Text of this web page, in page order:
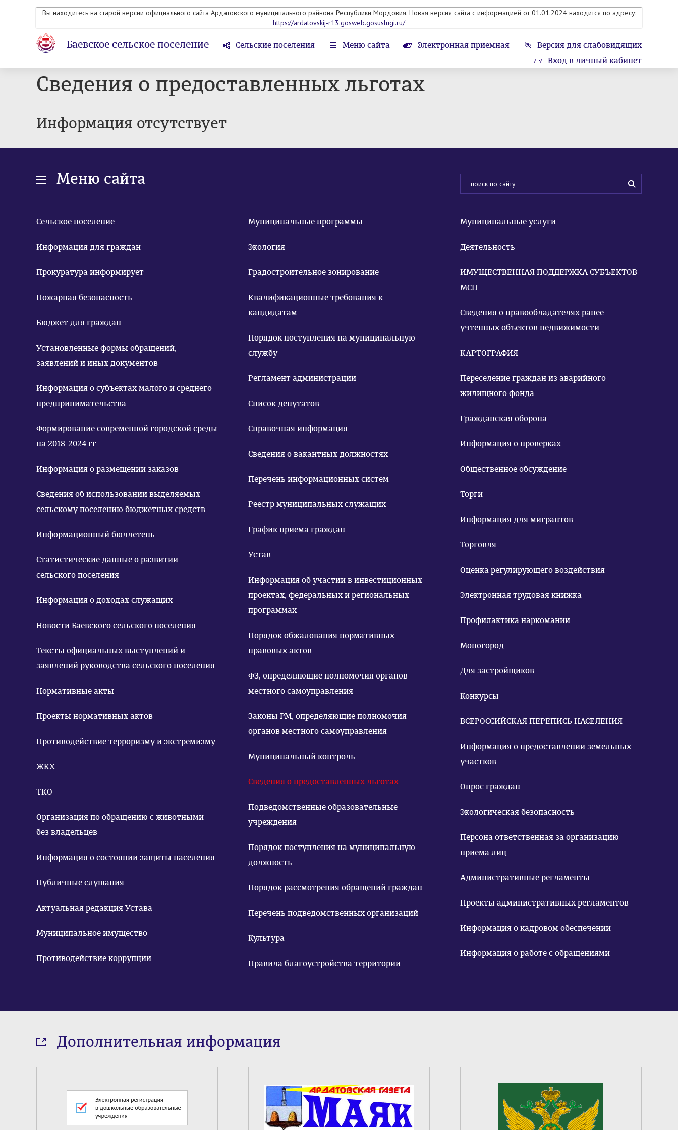
Вы находитесь на старой версии официального сайта Ардатовского муниципального райнона Республики Мордовия. Новая версия сайта с информацией от 01.01.2024 находится по адресу:
https://ardatovskij-r13.gosweb.gosuslugi.ru/
Баевское сельское поселение Сельские поселения Меню сайта Электронная приемная
Версия для слабовидящих
Вход в личный кабинет
Сведения о предоставленных льготах
Информация отсутствует
Меню сайта
Сельское поселение
Информация для граждан
Прокуратура информирует
Пожарная безопасность
Бюджет для граждан
Установленные формы обращений,
заявлений и иных документов
Информация о субъектах малого и среднего
предпринимательства
Формирование современной городской среды
на 2018-2024 гг
Информация о размещении заказов
Сведения об использовании выделяемых
сельскому поселению бюджетных средств
Информационный бюллетень
Статистические данные о развитии
сельского поселения
Информация о доходах служащих
Новости Баевского сельского поселения
Тексты официальных выступлений и
заявлений руководства сельского поселения
Нормативные акты
Проекты нормативных актов
Противодействие терроризму и экстремизму
ЖКХ
ТКО
Организация по обращению с животными
без владельцев
Информация о состоянии защиты населения
Публичные слушания
Актуальная редакция Устава
Муниципальное имущество
Противодействие коррупции
Муниципальные программы
Экология
Градостроительное зонирование
Квалификационные требования к
кандидатам
Порядок поступления на муниципальную
службу
Регламент администрации
Список депутатов
Справочная информация
Сведения о вакантных должностях
Перечень информационных систем
Реестр муниципальных служащих
График приема граждан
Устав
Информация об участии в инвестиционных
проектах, федеральных и региональных
программах
Порядок обжалования нормативных
правовых актов
ФЗ, определяющие полномочия органов
местного самоуправления
Законы РМ, определяющие полномочия
органов местного самоуправления
Муниципальный контроль
Сведения о предоставленных льготах
Подведомственные образовательные
учреждения
Порядок поступления на муниципальную
должность
Порядок рассмотрения обращений граждан
Перечень подведомственных организаций
Культура
Правила благоустройства территории
Муниципальные услуги
Деятельность
ИМУЩЕСТВЕННАЯ ПОДДЕРЖКА СУБЪЕКТОВ
МСП
Сведения о правообладателях ранее
учтенных объектов недвижимости
КАРТОГРАФИЯ
Переселение граждан из аварийного
жилищного фонда
Гражданская оборона
Информация о проверках
Общественное обсуждение
Торги
Информация для мигрантов
Торговля
Оценка регулирующего воздействия
Электронная трудовая книжка
Профилактика наркомании
Моногород
Для застройщиков
Конкурсы
ВСЕРОССИЙСКАЯ ПЕРЕПИСЬ НАСЕЛЕНИЯ
Информация о предоставлении земельных
участков
Опрос граждан
Экологическая безопасность
Персона ответственная за организацию
приема лиц
Административные регламенты
Проекты административных регламентов
Информация о кадровом обеспечении
Информация о работе с обращениями
Дополнительная информация